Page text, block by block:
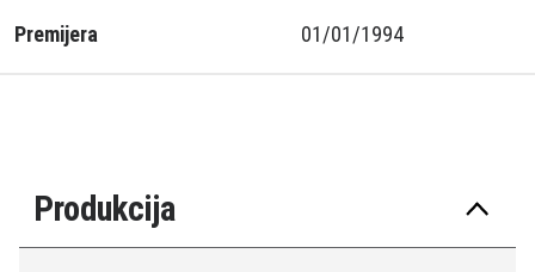
Premijera 01/01/1994
Produkcija